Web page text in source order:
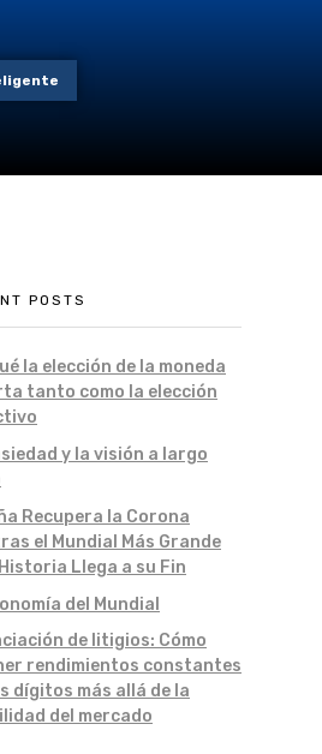
POSTS
la elección de la moneda
tanto como la elección
y la visión a largo
Recupera la Corona
el Mundial Más Grande
Llega a su Fin
del Mundial
de litigios: Cómo
rendimientos constantes
dígitos más allá de la
del mercado